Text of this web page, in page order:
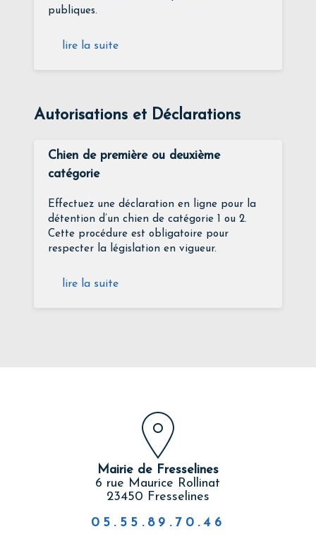
publiques.
lire la suite
Autorisations et Déclarations
Chien de première ou deuxième
catégorie
Effectuez une déclaration en ligne pour la
détention d’un chien de catégorie 1 ou 2.
Cette procédure est obligatoire pour
respecter la législation en vigueur.
lire la suite
Mairie de Fresselines
6 rue Maurice Rollinat
23450 Fresselines
05.55.89.70.46